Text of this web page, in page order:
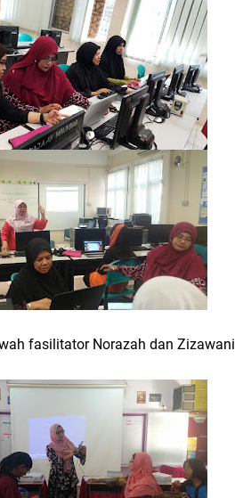
fasilitator Norazah dan Zizawani